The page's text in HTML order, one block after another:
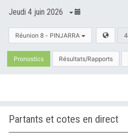
Jeudi 4 juin 2026
Réunion 8 - PINJARRA 4
Pronostics Résultats/Rapports
Partants et cotes en direct